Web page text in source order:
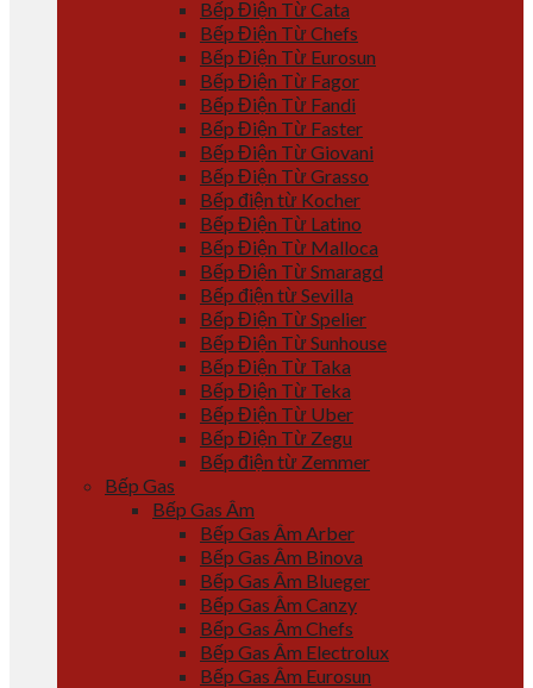
Bếp Điện Từ Cata
Bếp Điện Từ Chefs
Bếp Điện Từ Eurosun
Bếp Điện Từ Fagor
Bếp Điện Từ Fandi
Bếp Điện Từ Faster
Bếp Điện Từ Giovani
Bếp Điện Từ Grasso
Bếp điện từ Kocher
Bếp Điện Từ Latino
Bếp Điện Từ Malloca
Bếp Điện Từ Smaragd
Bếp điện từ Sevilla
Bếp Điện Từ Spelier
Bếp Điện Từ Sunhouse
Bếp Điện Từ Taka
Bếp Điện Từ Teka
Bếp Điện Từ Uber
Bếp Điện Từ Zegu
Bếp điện từ Zemmer
Bếp Gas
Bếp Gas Âm
Bếp Gas Âm Arber
Bếp Gas Âm Binova
Bếp Gas Âm Blueger
Bếp Gas Âm Canzy
Bếp Gas Âm Chefs
Bếp Gas Âm Electrolux
Bếp Gas Âm Eurosun